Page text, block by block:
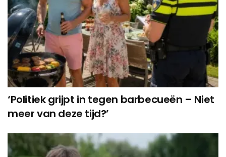
‘Politiek grijpt in tegen barbecueën – Niet
meer van deze tijd?’